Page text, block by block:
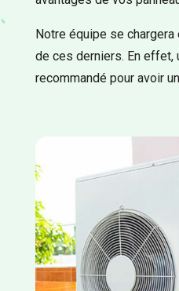
Notre équipe se chargera
de ces derniers. En effet,
recommandé pour avoir